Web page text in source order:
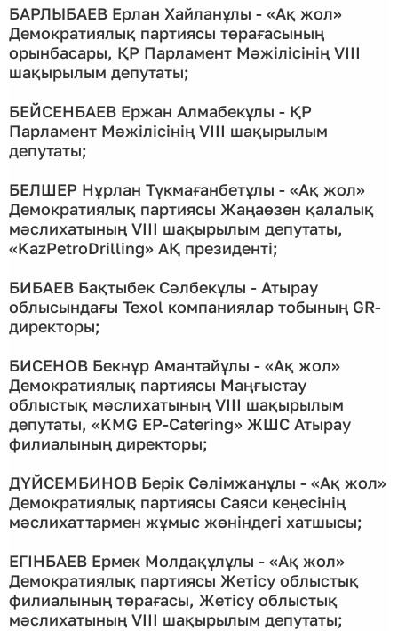
БАРЛЫБАЕВ Ерлан Хайланұлы - «Ақ жол»
Демократиялық партиясы төрағасының
орынбасары, ҚР Парламент Мәжілісінің VIII
шақырылым депутаты;
БЕЙСЕНБАЕВ Ержан Алмабекұлы - ҚР
Парламент Мәжілісінің VIІI шақырылым
депутаты;
БЕЛШЕР Нұрлан Түкмағанбетұлы - «Ақ жол»
Демократиялық партиясы Жаңаөзен қалалық
мәслихатының VIII шақырылым депутаты,
«KazPetroDrilling» АҚ президенті;
БИБАЕВ Бақтыбек Сәлбекұлы - Атырау
облысындағы Texol компаниялар тобының GR-
директоры;
БИСЕНОВ Бекнұр Амантайұлы - «Ақ жол»
Демократиялық партиясы Маңғыстау
облыстық мәслихатының VIІI шақырылым
депутаты, «KMG EP-Catering» ЖШС Атырау
филиалының директоры;
ДҮЙСЕМБИНОВ Берік Сәлімжанұлы - «Ақ жол»
Демократиялық партиясы Саяси кеңесінің
мәслихаттармен жұмыс жөніндегі хатшысы;
ЕГІНБАЕВ Ермек Молдақұлұлы - «Ақ жол»
Демократиялық партиясы Жетісу облыстық
филиалының төрағасы, Жетісу облыстық
мәслихатының VIІI шақырылым депутаты;